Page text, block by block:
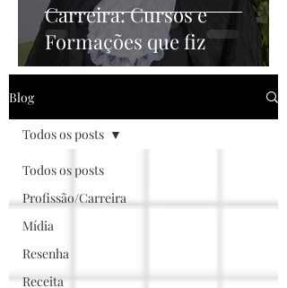
Carreira: Cursos e
Formações que fiz
Blog
Todos os posts
Profissão/Carreira
Mídia
Resenha
Receita
Todos os posts